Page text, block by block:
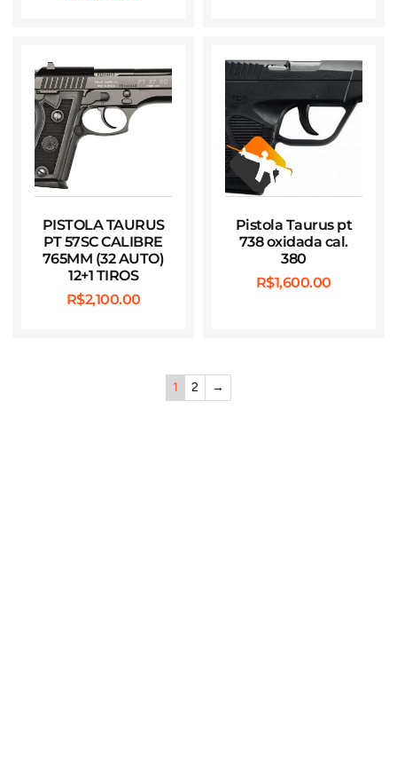
PISTOLA TAURUS
PT 57SC CALIBRE
765MM (32 AUTO)
12+1 TIROS
R$2,100.00
Pistola Taurus pt
738 oxidada cal.
380
R$1,600.00
1 2 →